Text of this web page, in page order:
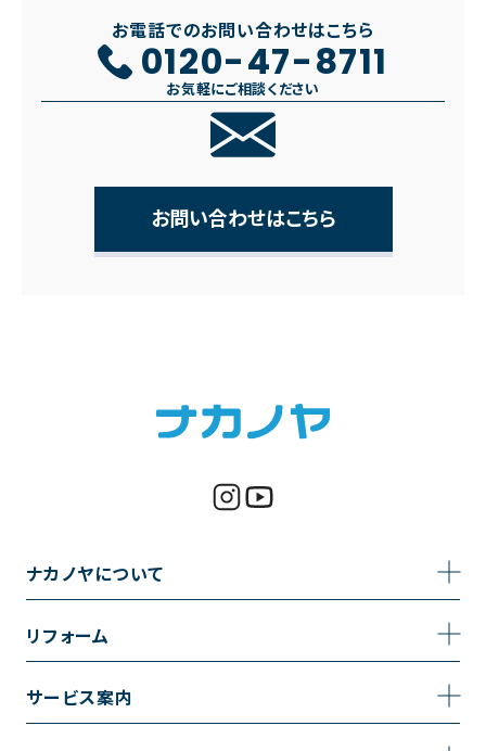
お電話でのお問い合わせはこちら
0120-47-8711
お気軽にご相談ください
お問い合わせはこちら
ナカノヤについて
事業内容
採用情報
リフォーム
トイレのリフォーム
サービス案内